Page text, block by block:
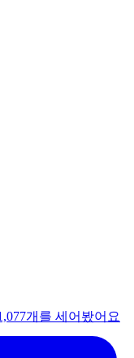
개를 세어봤어요